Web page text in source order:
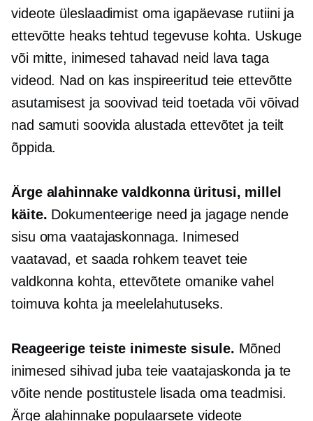
videote üleslaadimist oma igapäevase rutiini ja
ettevõtte heaks tehtud tegevuse kohta. Uskuge
või mitte, inimesed tahavad neid lava taga
videod. Nad on kas inspireeritud teie ettevõtte
asutamisest ja soovivad teid toetada või võivad
nad samuti soovida alustada ettevõtet ja teilt
õppida.
Ärge alahinnake valdkonna üritusi, millel
käite. Dokumenteerige need ja jagage nende
sisu oma vaatajaskonnaga. Inimesed
vaatavad, et saada rohkem teavet teie
valdkonna kohta, ettevõtete omanike vahel
toimuva kohta ja meelelahutuseks.
Reageerige teiste inimeste sisule. Mõned
inimesed sihivad juba teie vaatajaskonda ja te
võite nende postitustele lisada oma teadmisi.
Ärge alahinnake populaarsete videote